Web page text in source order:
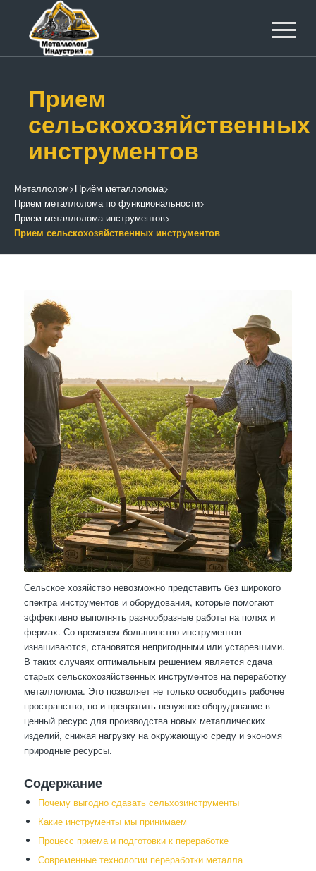
Прием
сельскохозяйственных
инструментов
Металлолом>Приём металлолома>
Прием металлолома по функциональности>
Прием металлолома инструментов>
Прием сельскохозяйственных инструментов
Сельское хозяйство невозможно представить без широкого
спектра инструментов и оборудования, которые помогают
эффективно выполнять разнообразные работы на полях и
фермах. Со временем большинство инструментов
изнашиваются, становятся непригодными или устаревшими.
В таких случаях оптимальным решением является сдача
старых сельскохозяйственных инструментов на переработку
металлолома. Это позволяет не только освободить рабочее
пространство, но и превратить ненужное оборудование в
ценный ресурс для производства новых металлических
изделий, снижая нагрузку на окружающую среду и экономя
природные ресурсы.
Содержание
Почему выгодно сдавать сельхозинструменты
Какие инструменты мы принимаем
Процесс приема и подготовки к переработке
Современные технологии переработки металла